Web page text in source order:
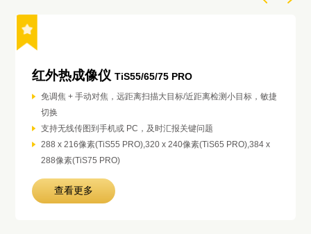
红外热成像仪 TiS55/65/75 PRO
免调焦 + 手动对焦，远距离扫描大目标/近距离检测小目标，敏捷
切换
支持无线传图到手机或 PC，及时汇报关键问题
288 x 216像素(TiS55 PRO),320 x 240像素(TiS65 PRO),384 x
288像素(TiS75 PRO)
查看更多